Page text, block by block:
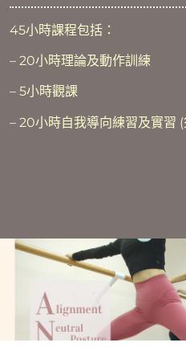
45小時課程包括：
– 20小時理論及動作訓練
– 5小時觀課
– 20小時自我導向練習及實習